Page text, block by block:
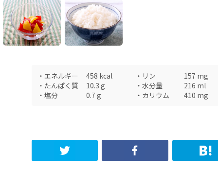
・ エネルギー 458 kcal ・ リン 157 mg
・ たんぱく質 10.3 g ・ 水分量 216 ml
・ 塩分 0.7 g ・ カリウム 410 mg